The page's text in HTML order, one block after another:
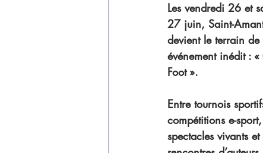
Les vendredi 26 et
27 juin, Saint-
devient le terrain de
événement inédit : «
Foot ».
Entre tournois
compétitions e-sport,
spectacles vivants et